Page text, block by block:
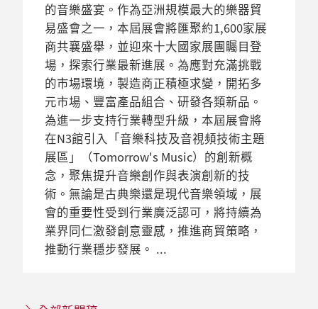
的音樂盛宴。作為亞洲規模最大的樂器貿
易盛會之一，本屆展會將匯聚約1,600家展
商共襄盛舉，並迎來十大國家展團矚目登
場，探索行業最新進展。為應對充滿挑戰
的市場環境，製造商正積極求變，開拓多
元市場、豐富產品組合、研發各類新品。
為進一步支持行業轉型升級，本屆展會將
在N3館引入「音樂科技及音視頻技術主題
展區」（Tomorrow's Music）的創新概
念，聚焦提升音樂創作與表演創新的技
術。無論是古典樂還是現代音樂領域，展
會的重要性受到行業廣泛認可，將持續為
業界同仁激發創意靈感，推進商貿策略，
推動行業穩步發展。